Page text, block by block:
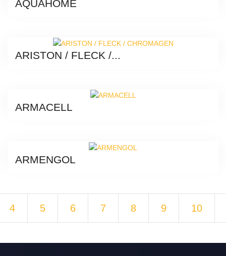
AQUAHOME
ARISTON / FLECK /...
ARMACELL
ARMENGOL
4 5 6 7 8 9 10